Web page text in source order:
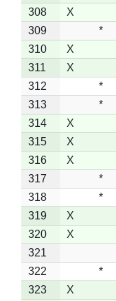
308
X
309
*
310
X
311
X
312
*
313
*
314
X
315
X
316
X
317
*
318
*
319
X
320
X
321
322
*
323
X